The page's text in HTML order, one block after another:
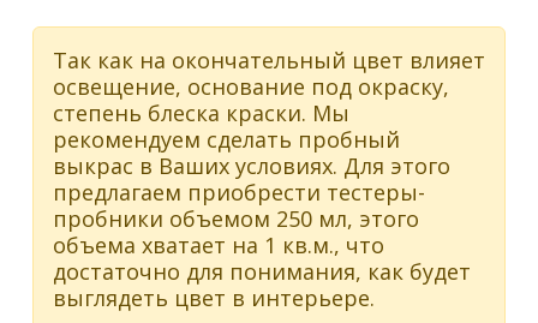
Так как на окончательный цвет влияет
освещение, основание под окраску,
степень блеска краски. Мы
рекомендуем сделать пробный
выкрас в Ваших условиях. Для этого
предлагаем приобрести тестеры-
пробники объемом 250 мл, этого
объема хватает на 1 кв.м., что
достаточно для понимания, как будет
выглядеть цвет в интерьере.